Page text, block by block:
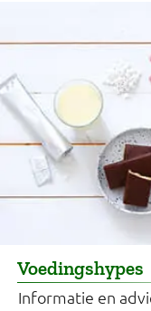
Voedingshypes
Informatie en